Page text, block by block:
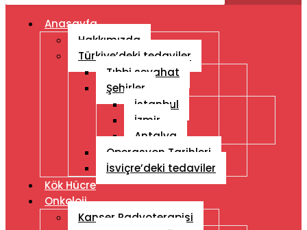
Anasayfa
Hakkımızda
Türkiye’deki tedaviler
Tıbbi seyahat
Şehirler
İstanbul
İzmir
Antalya
Operasyon Tarihleri
İsviçre’deki tedaviler
Kök Hücre
Onkoloji
Kanser Radyoterapisi